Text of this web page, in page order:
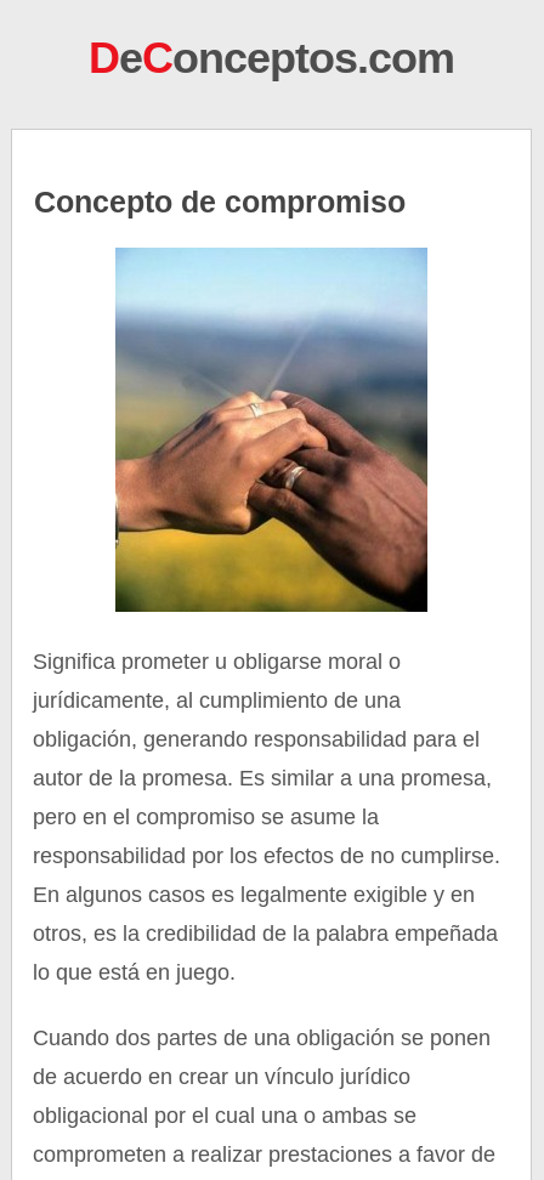
DeConceptos.com
Concepto de compromiso
Significa prometer u obligarse moral o
jurídicamente, al cumplimiento de una
obligación, generando responsabilidad para el
autor de la promesa. Es similar a una promesa,
pero en el compromiso se asume la
responsabilidad por los efectos de no cumplirse.
En algunos casos es legalmente exigible y en
otros, es la credibilidad de la palabra empeñada
lo que está en juego.
Cuando dos partes de una obligación se ponen
de acuerdo en crear un vínculo jurídico
obligacional por el cual una o ambas se
comprometen a realizar prestaciones a favor de